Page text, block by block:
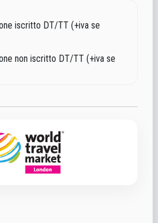
iscritto DT/TT (+iva se
non iscritto DT/TT (+iva se